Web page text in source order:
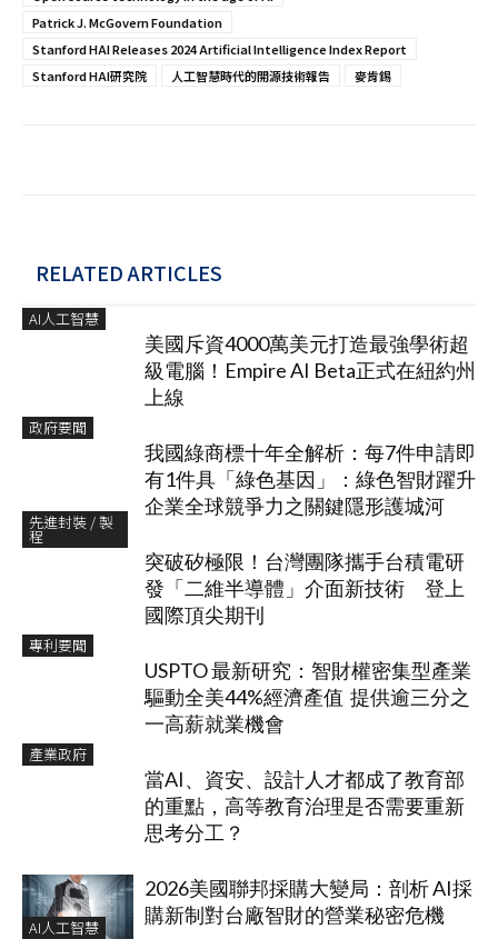
Patrick J. McGovern Foundation
Stanford HAI Releases 2024 Artificial Intelligence Index Report
Stanford HAI研究院
人工智慧時代的開源技術報告 麥肯錫
RELATED ARTICLES
AI人工智慧
美國斥資4000萬美元打造最強學術超
級電腦！Empire AI Beta正式在紐約州
上線
政府要聞
我國綠商標十年全解析：每7件申請即
有1件具「綠色基因」：綠色智財躍升
企業全球競爭力之關鍵隱形護城河
先進封裝 / 製
程
突破矽極限！台灣團隊攜手台積電研
發「二維半導體」介面新技術 登上
國際頂尖期刊
專利要聞
USPTO 最新研究：智財權密集型產業
驅動全美44%經濟產值 提供逾三分之
一高薪就業機會
產業政府
當AI、資安、設計人才都成了教育部
的重點，高等教育治理是否需要重新
思考分工？
AI人工智慧
2026美國聯邦採購大變局：剖析 AI採
購新制對台廠智財的營業秘密危機